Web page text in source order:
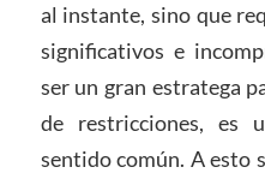
al instante, sino que
significativos e
ser un gran estratega
de restricciones, es
sentido común. A esto